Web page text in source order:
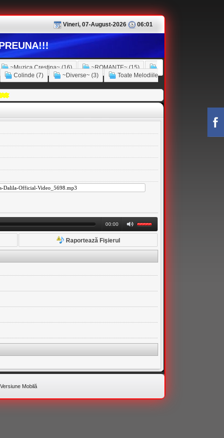
Vineri, 07-August-2026 06:01
~Muzica Crestina~ (16)
~ROMANTE~ (15)
Colinde (7) ~Diverse~ (3)
Toate Melodiile
00:00
Raportează Fişierul
Versiune Mobilă